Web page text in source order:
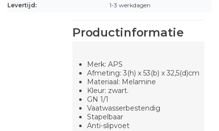
Levertijd:
1-3 werkdagen
Productinformatie
Merk: APS
Afmeting: 3(h) x 53(b) x 32,5(d)cm
Materiaal: Melamine
Kleur: zwart.
GN 1/1
Vaatwasserbestendig
Stapelbaar
Anti-slipvoet